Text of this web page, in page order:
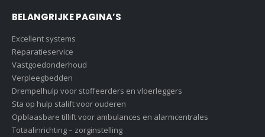
BELANGRIJKE PAGINA’S
Excellent systems
Reparatieservice
Vastgoedonderhoud
Verpleegbedden
Drempelhulp voor stoffeerders en vloerleggers
Sta op hulp stalift voor ouderen
Opblaasbare tillift voor ambulances en alarmcentrales
Totaalinrichting – zorginstelling